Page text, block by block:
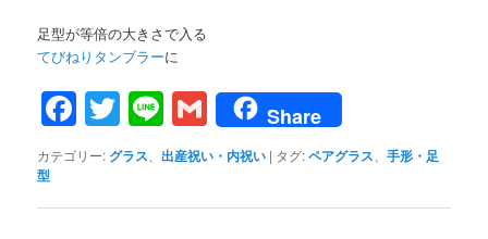
足型が等倍の大きさで入る
てびねりタンブラーに
Facebook
Twitter
LineGmail
Share
カテゴリー: グラス 、出産祝い・内祝い | タグ:ペアグラス 、手形・足
型